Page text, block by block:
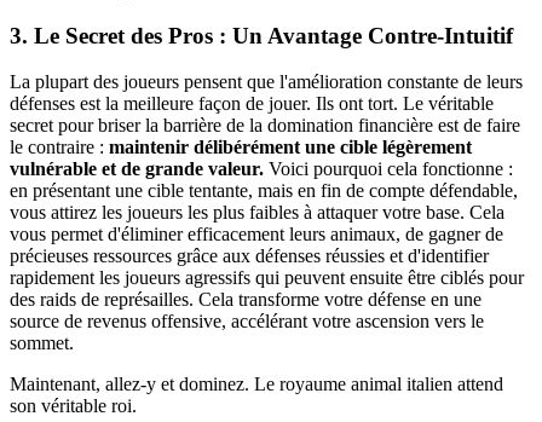
3. Le Secret des Pros : Un Avantage Contre-Intuitif
La plupart des joueurs pensent que l'amélioration constante de leurs
défenses est la meilleure façon de jouer. Ils ont tort. Le véritable
secret pour briser la barrière de la domination financière est de faire
le contraire : maintenir délibérément une cible légèrement
vulnérable et de grande valeur. Voici pourquoi cela fonctionne :
en présentant une cible tentante, mais en fin de compte défendable,
vous attirez les joueurs les plus faibles à attaquer votre base. Cela
vous permet d'éliminer efficacement leurs animaux, de gagner de
précieuses ressources grâce aux défenses réussies et d'identifier
rapidement les joueurs agressifs qui peuvent ensuite être ciblés pour
des raids de représailles. Cela transforme votre défense en une
source de revenus offensive, accélérant votre ascension vers le
sommet.
Maintenant, allez-y et dominez. Le royaume animal italien attend
son véritable roi.